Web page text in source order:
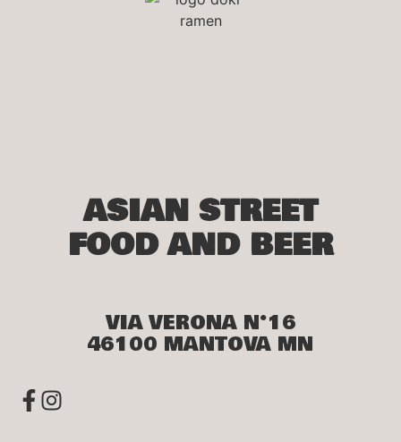
ASIAN STREET
FOOD AND BEER
VIA VERONA N°16
46100 MANTOVA MN